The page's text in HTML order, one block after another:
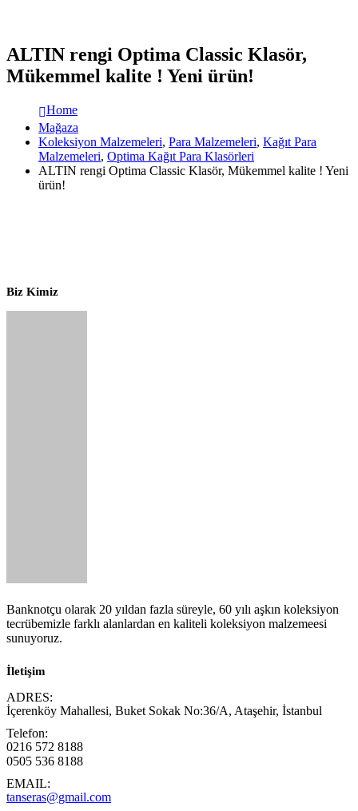
ALTIN rengi Optima Classic Klasör,
Mükemmel kalite ! Yeni ürün!
Home
Mağaza
Koleksiyon Malzemeleri, Para Malzemeleri, Kağıt Para
Malzemeleri, Optima Kağıt Para Klasörleri
ALTIN rengi Optima Classic Klasör, Mükemmel kalite ! Yeni
ürün!
Biz Kimiz
Banknotçu olarak 20 yıldan fazla süreyle, 60 yılı aşkın koleksiyon
tecrübemizle farklı alanlardan en kaliteli koleksiyon malzemeesi
sunuyoruz.
İletişim
ADRES:
İçerenköy Mahallesi, Buket Sokak No:36/A, Ataşehir, İstanbul
Telefon:
0216 572 8188
0505 536 8188
EMAIL:
tanseras@gmail.com